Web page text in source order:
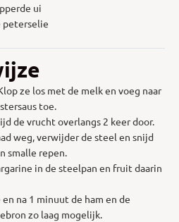
ui
peterselie
ze los met de melk en voeg naar
toe.
de vrucht overlangs 2 keer door.
weg, verwijder de steel en snijd
smalle repen.
in de steelpan en fruit daarin
na 1 minuut de ham en de
zo laag mogelijk.